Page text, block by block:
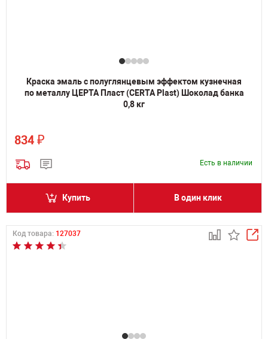
Краска эмаль с полуглянцевым эффектом кузнечная
по металлу ЦЕРТА Пласт (CERTA Plast) Шоколад банка
0,8 кг
834 ₽
Есть в наличии
Купить В один клик
Код товара: 127037